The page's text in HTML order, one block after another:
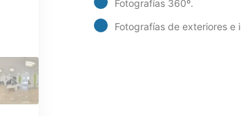
Fotografías 360º.
Fotografías de exteriores e